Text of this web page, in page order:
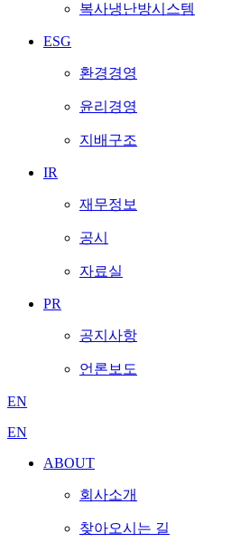
복사냉난방시스템
ESG
환경경영
윤리경영
지배구조
IR
재무정보
공시
자료실
PR
공지사항
언론보도
EN
EN
ABOUT
회사소개
찾아오시는 길